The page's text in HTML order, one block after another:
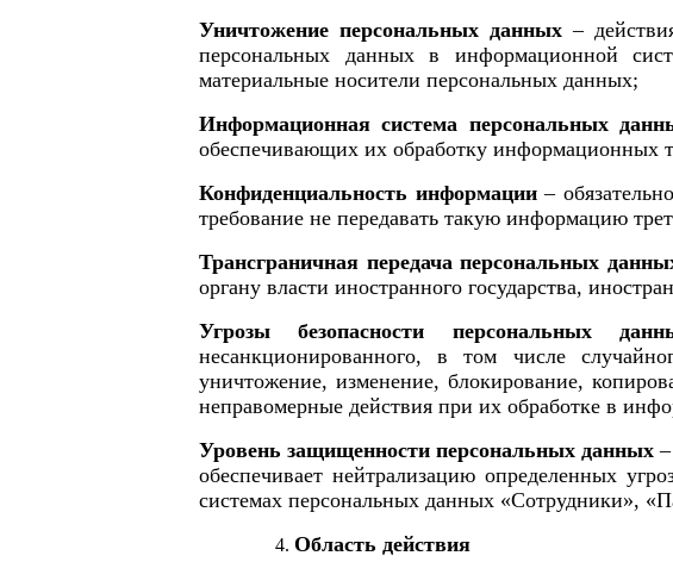
Уничтожение персональных данных–
персональных данных в информационной
материальные носители персональных данных;
Информационная система персональных
обеспечивающих их обработку информационных
Конфиденциальность информации–
требование не передавать такую информацию
Трансграничная передача персональных
органу власти иностранного государства,
Угрозы безопасности персональных
несанкционированного, в том числе
уничтожение, изменение, блокирование,
неправомерные действия при их обработке в
Уровень защищенности персональных данных
обеспечивает нейтрализацию определенных
системах персональных данных «Сотрудники»,
Область действия